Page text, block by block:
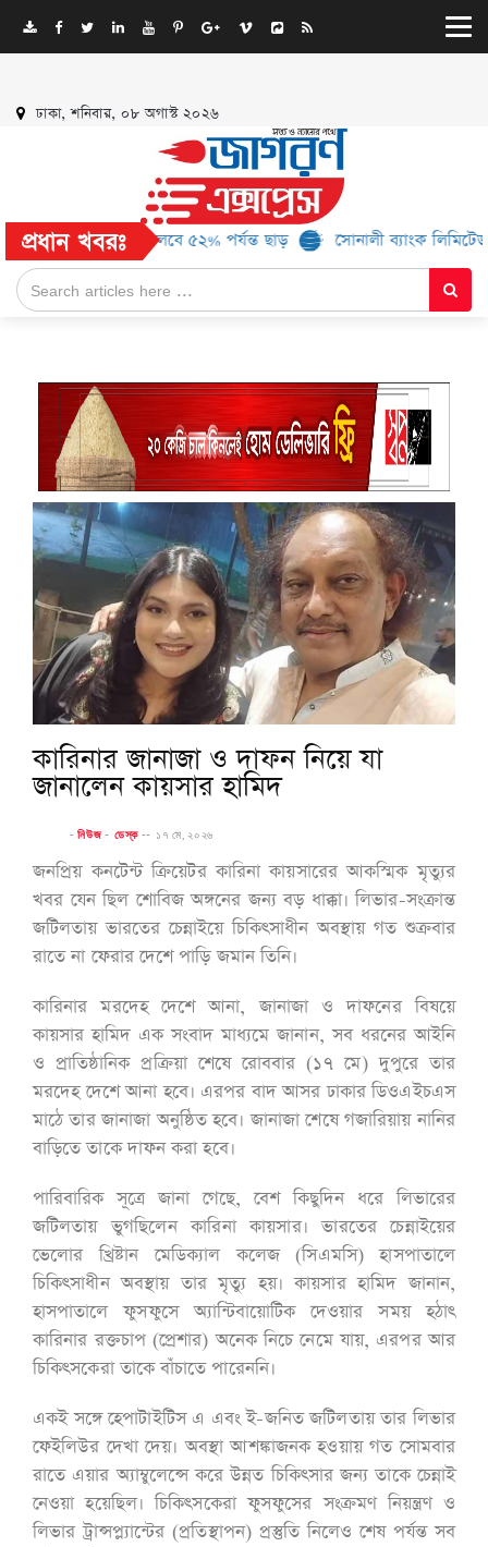
ঢাকা, শনিবার, ০৮ অগাস্ট ২০২৬
প্রধান খবরঃ
১৬ ব্র্যান্ড, মিলবে ৫২% পর্যন্ত ছাড় সোনালী ব্যাংক লিমিটেড-এর
কারিনার জানাজা ও দাফন নিয়ে যা
জানালেন কায়সার হামিদ
-নিউজ - ডেস্ক -- ১৭ মে, ২০২৬
জনপ্রিয় কনটেন্ট ক্রিয়েটর কারিনা কায়সারের আকস্মিক মৃত্যুর
খবর যেন ছিল শোবিজ অঙ্গনের জন্য বড় ধাক্কা। লিভার-সংক্রান্ত
জটিলতায় ভারতের চেন্নাইয়ে চিকিৎসাধীন অবস্থায় গত শুক্রবার
রাতে না ফেরার দেশে পাড়ি জমান তিনি।
কারিনার মরদেহ দেশে আনা, জানাজা ও দাফনের বিষয়ে
কায়সার হামিদ এক সংবাদ মাধ্যমে জানান, সব ধরনের আইনি
ও প্রাতিষ্ঠানিক প্রক্রিয়া শেষে রোববার (১৭ মে) দুপুরে তার
মরদেহ দেশে আনা হবে। এরপর বাদ আসর ঢাকার ডিওএইচএস
মাঠে তার জানাজা অনুষ্ঠিত হবে। জানাজা শেষে গজারিয়ায় নানির
বাড়িতে তাকে দাফন করা হবে।
পারিবারিক সূত্রে জানা গেছে, বেশ কিছুদিন ধরে লিভারের
জটিলতায় ভুগছিলেন কারিনা কায়সার। ভারতের চেন্নাইয়ের
ভেলোর খ্রিষ্টান মেডিক্যাল কলেজ (সিএমসি) হাসপাতালে
চিকিৎসাধীন অবস্থায় তার মৃত্যু হয়। কায়সার হামিদ জানান,
হাসপাতালে ফুসফুসে অ্যান্টিবায়োটিক দেওয়ার সময় হঠাৎ
কারিনার রক্তচাপ (প্রেশার) অনেক নিচে নেমে যায়, এরপর আর
চিকিৎসকেরা তাকে বাঁচাতে পারেননি।
একই সঙ্গে হেপাটাইটিস এ এবং ই-জনিত জটিলতায় তার লিভার
ফেইলিউর দেখা দেয়। অবস্থা আশঙ্কাজনক হওয়ায় গত সোমবার
রাতে এয়ার অ্যাম্বুলেন্সে করে উন্নত চিকিৎসার জন্য তাকে চেন্নাই
নেওয়া হয়েছিল। চিকিৎসকেরা ফুসফুসের সংক্রমণ নিয়ন্ত্রণ ও
লিভার ট্রান্সপ্ল্যান্টের (প্রতিস্থাপন) প্রস্তুতি নিলেও শেষ পর্যন্ত সব